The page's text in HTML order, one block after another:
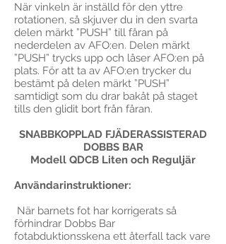
När vinkeln är inställd för den yttre
rotationen, så skjuver du in den svarta
delen märkt ”PUSH” till fåran på
nederdelen av AFO:en. Delen märkt
”PUSH” trycks upp och låser AFO:en på
plats. För att ta av AFO:en trycker du
bestämt på delen märkt ”PUSH”
samtidigt som du drar bakåt på staget
tills den glidit bort från fåran.
SNABBKOPPLAD FJÄDERASSISTERAD
DOBBS BAR
Modell QDCB Liten och Reguljär
Användarinstruktioner:
När barnets fot har korrigerats så
förhindrar Dobbs Bar
fotabduktionsskena ett återfall tack vare